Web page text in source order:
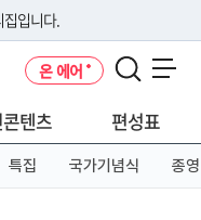
집입니다.
사용하고 있다면 아래 URL에
온 에어
텐츠 편성표
특집 국가기념식 종영